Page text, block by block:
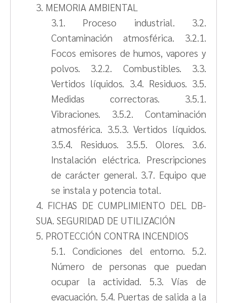
3. MEMORIA AMBIENTAL
3.1. Proceso industrial. 3.2.
Contaminación atmosférica. 3.2.1.
Focos emisores de humos, vapores y
polvos. 3.2.2. Combustibles. 3.3.
Vertidos líquidos. 3.4. Residuos. 3.5.
Medidas correctoras. 3.5.1.
Vibraciones. 3.5.2. Contaminación
atmosférica. 3.5.3. Vertidos líquidos.
3.5.4. Residuos. 3.5.5. Olores. 3.6.
Instalación eléctrica. Prescripciones
de carácter general. 3.7. Equipo que
se instala y potencia total.
4. FICHAS DE CUMPLIMIENTO DEL DB-
SUA. SEGURIDAD DE UTILIZACIÓN
5. PROTECCIÓN CONTRA INCENDIOS
5.1. Condiciones del entorno. 5.2.
Número de personas que puedan
ocupar la actividad. 5.3. Vías de
evacuación. 5.4. Puertas de salida a la